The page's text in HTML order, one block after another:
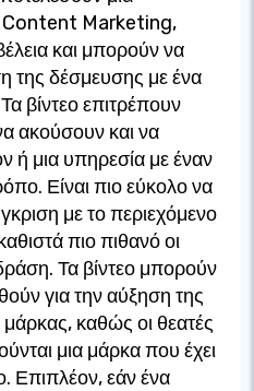
Content Marketing,
και μπορούν να
της δέσμευσης με ένα
βίντεο επιτρέπουν
ακούσουν και να
ή μια υπηρεσία με έναν
Είναι πιο εύκολο να
με το περιεχόμενο
πιο πιθανό οι
Τα βίντεο μπορούν
για την αύξηση της
καθώς οι θεατές
μια μάρκα που έχει
Επιπλέον, εάν ένα